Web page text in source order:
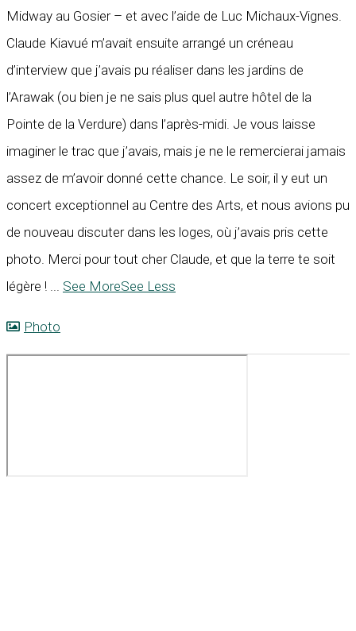
Midway au Gosier – et avec l’aide de Luc Michaux-Vignes.
Claude Kiavué m’avait ensuite arrangé un créneau
d’interview que j’avais pu réaliser dans les jardins de
l’Arawak (ou bien je ne sais plus quel autre hôtel de la
Pointe de la Verdure) dans l’après-midi. Je vous laisse
imaginer le trac que j’avais, mais je ne le remercierai jamais
assez de m’avoir donné cette chance. Le soir, il y eut un
concert exceptionnel au Centre des Arts, et nous avions pu
de nouveau discuter dans les loges, où j’avais pris cette
photo. Merci pour tout cher Claude, et que la terre te soit
légère !
See MoreSee Less
Photo